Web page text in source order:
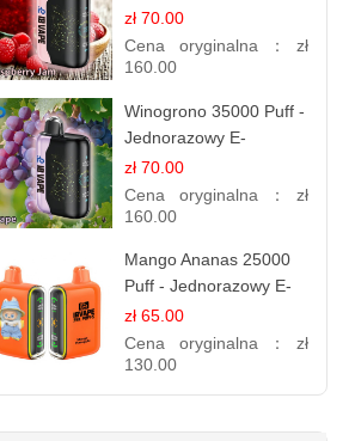
Słodki E-papieros
Jednorazowy
zł 70.00
Cena oryginalna： zł
160.00
Winogrono 35000 Puff -
Jednorazowy E-
papieros | Soczysty
Smak Winogron
zł 70.00
Cena oryginalna： zł
160.00
Mango Ananas 25000
Puff - Jednorazowy E-
papieros | Egzotyczny
Smak
zł 65.00
Cena oryginalna： zł
130.00